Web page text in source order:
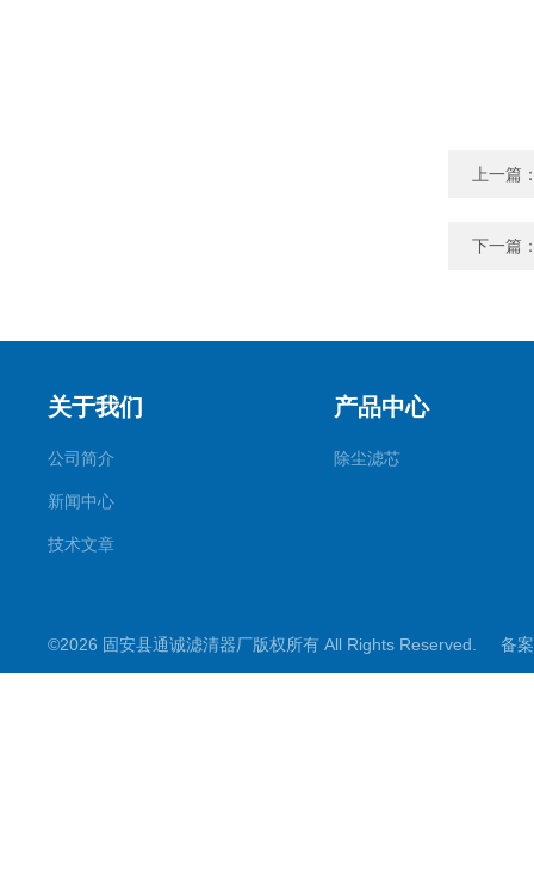
上一篇
下一篇
关于我们
公司简介
新闻中心
技术文章
产品中心
除尘滤芯
©2026 固安县通诚滤清器厂版权所有 All Rights Reserved. 备